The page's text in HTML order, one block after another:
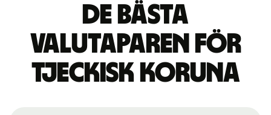
De bästa
valutaparen för
tjeckisk koruna